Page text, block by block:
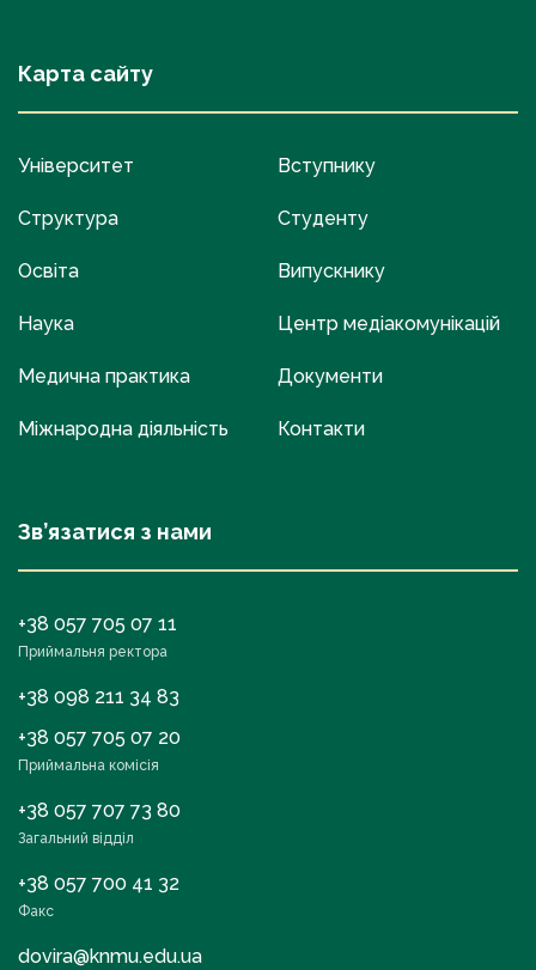
Карта сайту
Університет
Структура
Освіта
Наука
Медична практика
Міжнародна діяльність
Вступнику
Студенту
Випускнику
Центр медіакомунікацій
Документи
Контакти
Зв’язатися з нами
+38 057 705 07 11
Приймальня ректора
+38 098 211 34 83
+38 057 705 07 20
Приймальна комісія
+38 057 707 73 80
Загальний відділ
+38 057 700 41 32
Факс
dovira@knmu.edu.ua